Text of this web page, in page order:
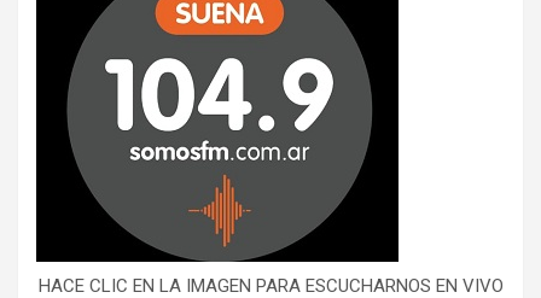
HACE CLIC EN LA IMAGEN PARA ESCUCHARNOS EN VIVO